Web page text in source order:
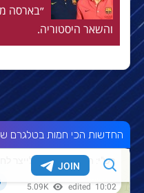
״בארסה
והשאר היסטוריה.
החדשות הכי חמות בטלגרם